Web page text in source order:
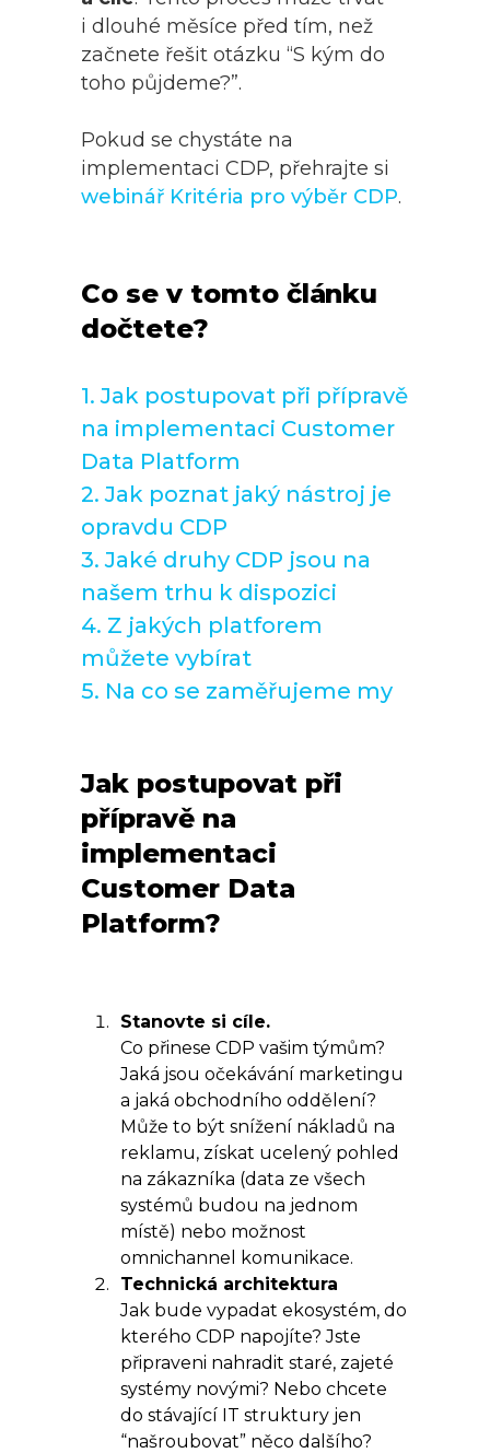
i dlouhé měsíce před tím, než
začnete řešit otázku “S kým do
toho půjdeme?”.
Pokud se chystáte na
implementaci CDP, přehrajte si
webinář Kritéria pro výběr CDP.
Co se v tomto článku
dočtete?
1. Jak postupovat při přípravě
na implementaci Customer
Data Platform
2. Jak poznat jaký nástroj je
opravdu CDP
3. Jaké druhy CDP jsou na
našem trhu k dispozici
4. Z jakých platforem
můžete vybírat
5. Na co se zaměřujeme my
Jak postupovat při
přípravě na
implementaci
Customer Data
Platform?
Stanovte si cíle.
Co přinese CDP vašim týmům?
Jaká jsou očekávání marketingu
a jaká obchodního oddělení?
Může to být snížení nákladů na
reklamu, získat ucelený pohled
na zákazníka (data ze všech
systémů budou na jednom
místě) nebo možnost
omnichannel komunikace.
Technická architektura
Jak bude vypadat ekosystém, do
kterého CDP napojíte? Jste
připraveni nahradit staré, zajeté
systémy novými? Nebo chcete
do stávající IT struktury jen
“našroubovat” něco dalšího?